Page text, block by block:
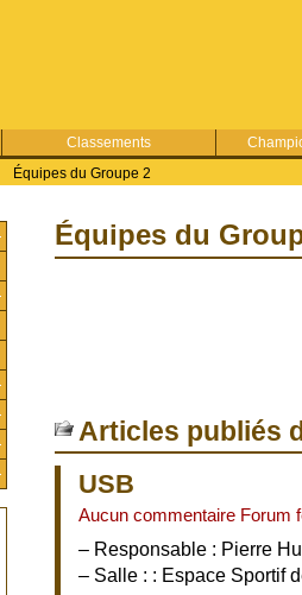
Classements
Équipes du Groupe 2
Équipes du
Articles publiés
USB
Aucun commentaire Forum
– Responsable : Pierre
– Salle : : Espace Sportif